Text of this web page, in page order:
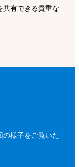
共有できる貴重な
の様子をご覧いた